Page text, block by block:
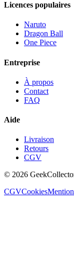
Licences populaires
Naruto
Dragon Ball
One Piece
Entreprise
À propos
Contact
FAQ
Aide
Livraison
Retours
CGV
© 2026
CGVCookies